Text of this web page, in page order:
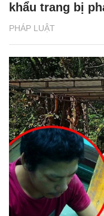
PHÁP LUẬT
khẩu trang bị